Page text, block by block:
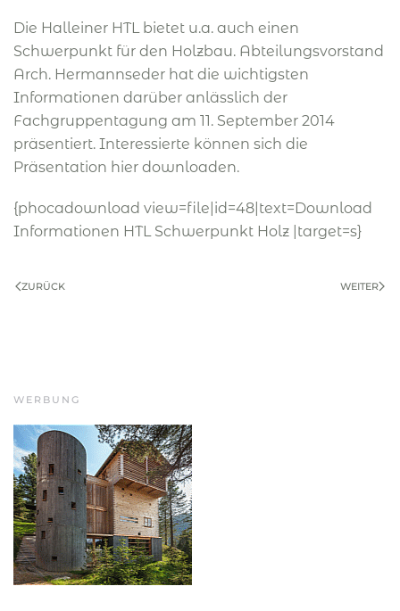
Die Halleiner HTL bietet u.a. auch einen
Schwerpunkt für den Holzbau. Abteilungsvorstand
Arch. Hermannseder hat die wichtigsten
Informationen darüber anlässlich der
Fachgruppentagung am 11. September 2014
präsentiert. Interessierte können sich die
Präsentation hier downloaden.
{phocadownload view=file|id=48|text=Download
Informationen HTL Schwerpunkt Holz |target=s}
ZURÜCK WEITER
WERBUNG